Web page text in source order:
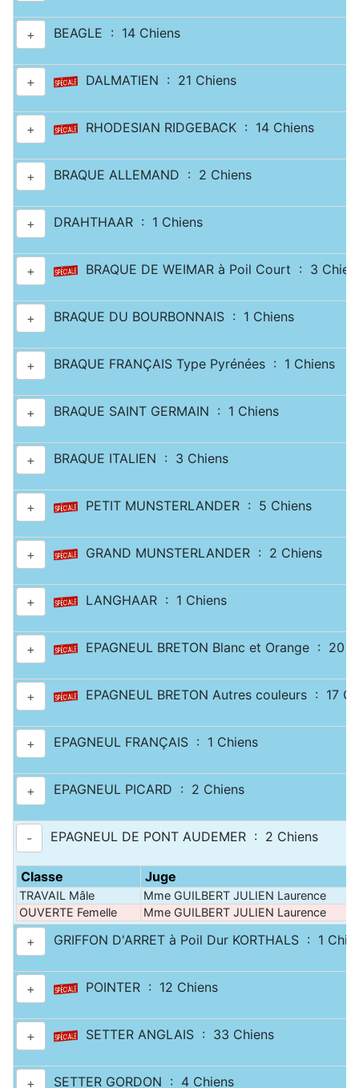
+ BEAGLE : 14 Chiens
+ DALMATIEN : 21 Chiens
+ RHODESIAN RIDGEBACK : 14 Chiens
+ BRAQUE ALLEMAND : 2 Chiens
+ DRAHTHAAR : 1 Chiens
+ BRAQUE DE WEIMAR à Poil Court : 3
+ BRAQUE DU BOURBONNAIS : 1 Chiens
+ BRAQUE FRANÇAIS Type Pyrénées : 1 Chiens
+ BRAQUE SAINT GERMAIN : 1 Chiens
+ BRAQUE ITALIEN : 3 Chiens
+ PETIT MUNSTERLANDER : 5 Chiens
+ GRAND MUNSTERLANDER : 2 Chiens
+ LANGHAAR : 1 Chiens
+ EPAGNEUL BRETON Blanc et Orange : 20
+ EPAGNEUL BRETON Autres couleurs : 17
+ EPAGNEUL FRANÇAIS : 1 Chiens
+ EPAGNEUL PICARD : 2 Chiens
- EPAGNEUL DE PONT AUDEMER : 2 Chiens
Classe Juge
TRAVAIL Mâle
Mme GUILBERT JULIEN Laurence
OUVERTE Femelle
Mme GUILBERT JULIEN Laurence
+ GRIFFON D'ARRET à Poil Dur KORTHALS : 1
+ POINTER : 12 Chiens
+ SETTER ANGLAIS : 33 Chiens
+ SETTER GORDON : 4 Chiens